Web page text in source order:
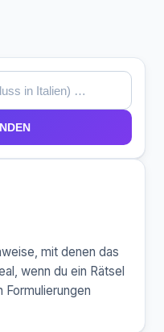
mit denen das
wenn du ein Rätsel